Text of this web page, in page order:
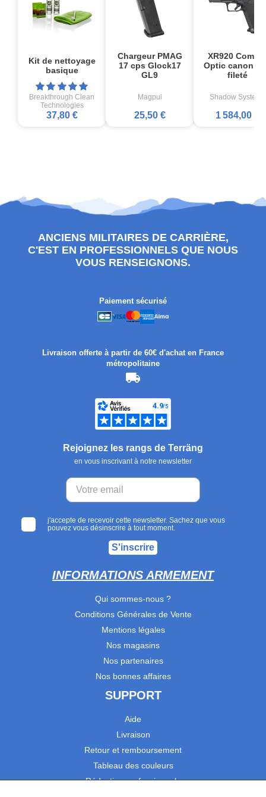
Kit de nettoyage
basique
Breakthrough Clean
Technologies
37,80 €
Chargeur PMAG
17 cps Glock17
GL9
Magpul
25,50 €
XR920
Optic canon
fileté
Shadow Systems
1 584,00 €
ANCIENS MILITAIRES DE CARRIÈRE,
C'EST EN PROFESSIONNELS QUE NOUS
VOUS RENSEIGNONS.
Paiement sécurisé
Livraison offerte à partir de 60€ d'achat en France
métropolitaine
Rejoignez les rangs de Terräng
en vous inscrivant à notre newsletter
j'accepte de recevoir cette newsletter. Sachez que vous
pouvez vous désinscrire à tout moment.
S'inscrire
INFORMATIONS ARMEMENT
Qui sommes-nous ?
Conditions Générales de Vente
Mentions légales
Nos magasins
Nos partenaires
Nos bonnes affaires
SUPPORT
Aide
Livraison
Retour et remboursement
Tableau des couleurs
Réduction professionnels